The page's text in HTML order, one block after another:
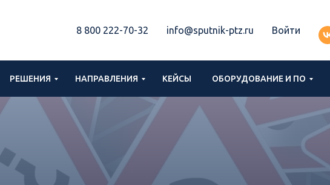
8 800 222-70-32 info@sputnik-ptz.ru Войти
РЕШЕНИЯ НАПРАВЛЕНИЯ КЕЙСЫ ОБОРУДОВАНИЕ И ПО